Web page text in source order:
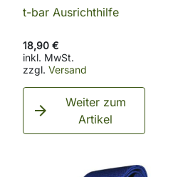
t-bar Ausrichthilfe
18,90 €
inkl. MwSt.
zzgl. Versand

Weiter zum
Artikel